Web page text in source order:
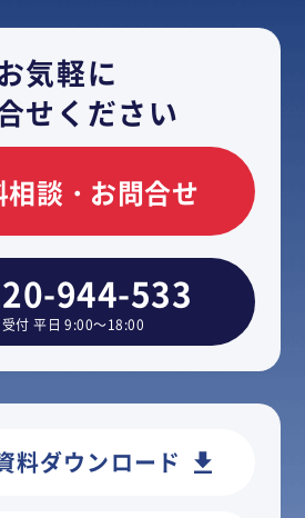
気軽に
せください
相談・お問合せ
944-533
受付 平日 9:00～18:00
料ダウンロード